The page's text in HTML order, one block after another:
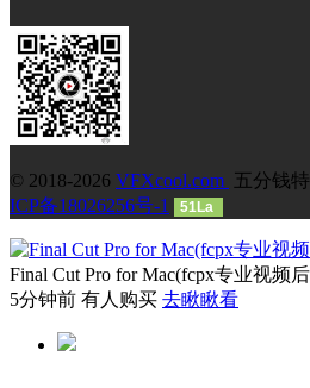
© 2018-2026 VFXcool.com 五分钱
ICP备18026256号-1
51La
Final Cut Pro for Mac(fcpx专业视频
5分钟前 有人购买 去瞅瞅看